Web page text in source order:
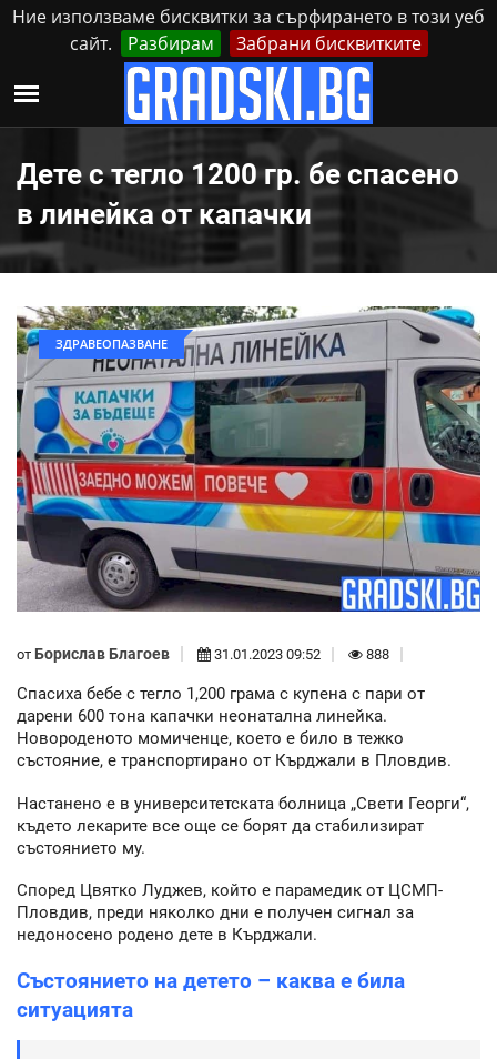
Ние използваме бисквитки за сърфирането в този уеб
сайт.
Разбирам Забрани бисквитките
Петък, 7 Август, 2026 Реклама Контакти
Дете с тегло 1200 гр. бе спасено
в линейка от капачки
ЗДРАВЕОПАЗВАНЕ
от Борислав Благоев 31.01.2023 09:52 888
Спасиха бебе с тегло 1,200 грама с купена с пари от
дарени 600 тона капачки неонатална линейка.
Новороденото момиченце, което е било в тежко
състояние, е транспортирано от Кърджали в Пловдив.
Настанено е в университетската болница „Свети Георги“,
където лекарите все още се борят да стабилизират
състоянието му.
Според Цвятко Луджев, който е парамедик от ЦСМП-
Пловдив, преди няколко дни е получен сигнал за
недоносено родено дете в Кърджали.
Състоянието на детето – каква е била
ситуацията